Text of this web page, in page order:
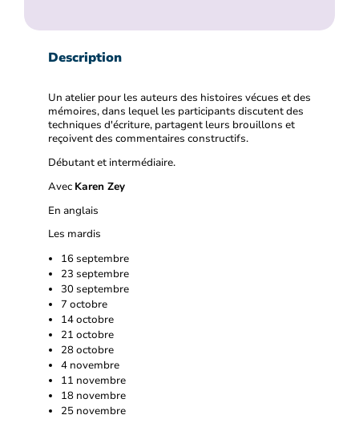
Description
Un atelier pour les auteurs des histoires vécues et des
mémoires, dans lequel les participants discutent des
techniques d'écriture, partagent leurs brouillons et
reçoivent des commentaires constructifs.
Débutant et intermédiaire.
Avec Karen Zey
En anglais
Les mardis
16 septembre
23 septembre
30 septembre
7 octobre
14 octobre
21 octobre
28 octobre
4 novembre
11 novembre
18 novembre
25 novembre